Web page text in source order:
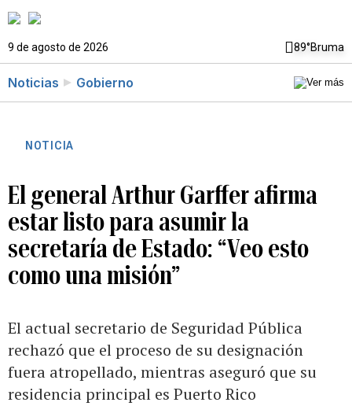
9 de agosto de 2026 89°Bruma
Noticias Gobierno
NOTICIA
El general Arthur Garffer afirma
estar listo para asumir la
secretaría de Estado: “Veo esto
como una misión”
El actual secretario de Seguridad Pública
rechazó que el proceso de su designación
fuera atropellado, mientras aseguró que su
residencia principal es Puerto Rico